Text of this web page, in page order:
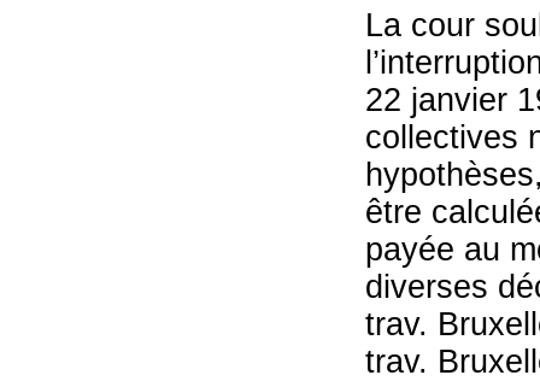
La cour
22 janvier
collectives
être
payée au
diverses
trav.
trav.